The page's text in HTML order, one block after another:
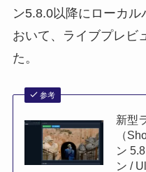
ン5.8.0以降にローカ
おいて、ライブプレビ
た。
参考
新型
（
ン
ン /